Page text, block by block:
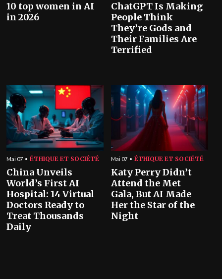
10 top women in AI
in 2026
ChatGPT Is Making
People Think
They’re Gods and
Their Families Are
Terrified
Mai 07 ÉTHIQUE ET SOCIÉTÉ
China Unveils
World’s First AI
Hospital: 14 Virtual
Doctors Ready to
Treat Thousands
Daily
Mai 07 ÉTHIQUE ET SOCIÉTÉ
Katy Perry Didn’t
Attend the Met
Gala, But AI Made
Her the Star of the
Night